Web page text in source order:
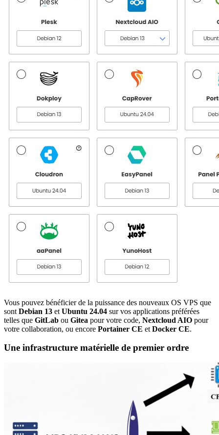
Vous pouvez bénéficier de la puissance des nouveaux OS VPS que
sont Debian 13 et Ubuntu 24.04 sur vos applications préférées
telles que GitLab ou Gitea pour votre code, Nextcloud AIO pour
votre collaboration, ou encore Portainer CE et Docker CE.
Une infrastructure matérielle de premier ordre